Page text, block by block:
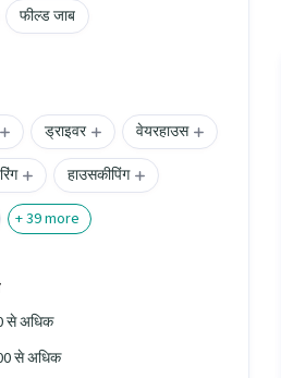
फील्ड जाब
ड्राइवर
वेयरहाउस
हाउसकीपिंग
+39more
से अधिक
से अधिक